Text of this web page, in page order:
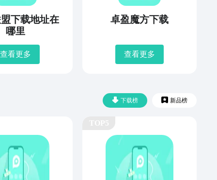
下载地址在
哪里
查看更多
卓盈魔方下载
查看更多
下载榜 新品榜